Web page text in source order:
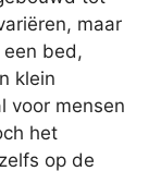
maar
bed,
klein
voor mensen
het
op de